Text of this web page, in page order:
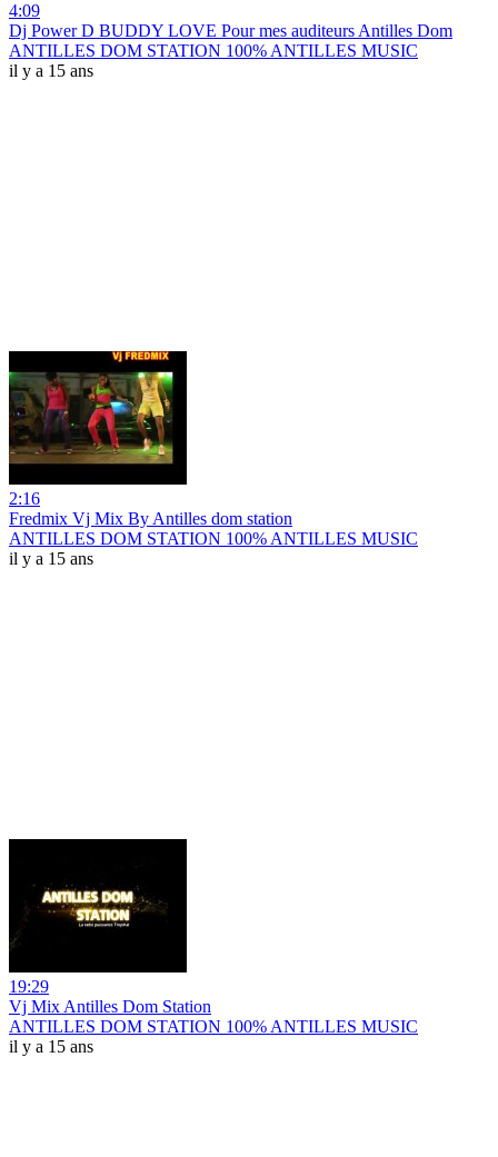
4:09
Dj Power D BUDDY LOVE Pour mes auditeurs Antilles Dom
ANTILLES DOM STATION 100% ANTILLES MUSIC
il y a 15 ans
2:16
Fredmix Vj Mix By Antilles dom station
ANTILLES DOM STATION 100% ANTILLES MUSIC
il y a 15 ans
19:29
Vj Mix Antilles Dom Station
ANTILLES DOM STATION 100% ANTILLES MUSIC
il y a 15 ans